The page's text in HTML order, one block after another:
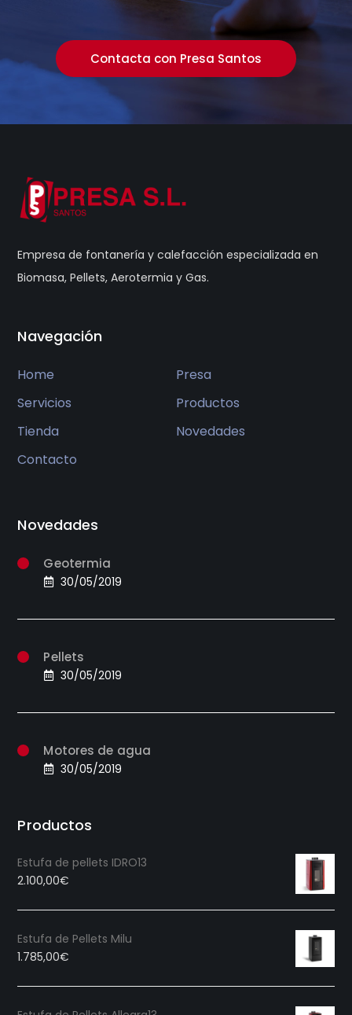
Contacta con Presa Santos
Empresa de fontanería y calefacción especializada en
Biomasa, Pellets, Aerotermia y Gas.
Navegación
Home
Presa
Servicios
Productos
Tienda
Novedades
Contacto
Novedades
Geotermia
30/05/2019
Pellets
30/05/2019
Motores de agua
30/05/2019
Productos
Estufa de pellets IDRO13
2.100,00€
Estufa de Pellets Milu
1.785,00€